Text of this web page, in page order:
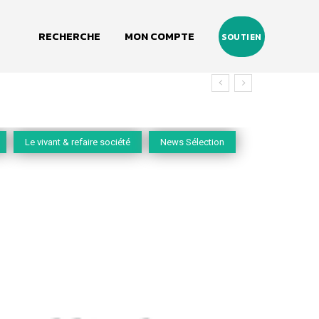
RECHERCHE MON COMPTE SOUTIEN
Le vivant & refaire société News Sélection